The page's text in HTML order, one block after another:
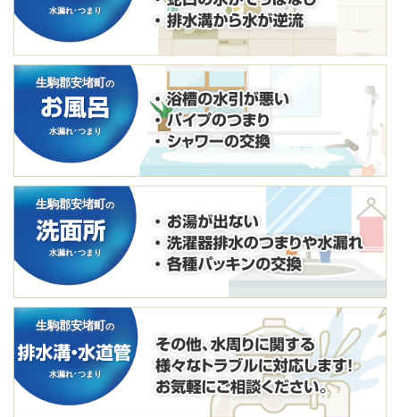
水漏れ･つまり
生駒郡安堵町の
水漏れ･つまり
生駒郡安堵町の
水漏れ･つまり
生駒郡安堵町の
水漏れ･つまり